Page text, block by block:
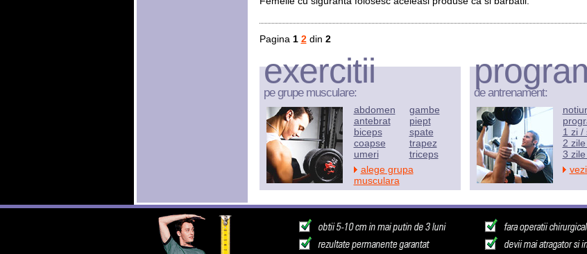
Pagina 1 2din 2
exercitii
pe grupe musculare:
abdomen
antebrat
biceps
coapse
umeri
gambe
piept
spate
trapez
triceps
alege grupa
musculara
de antrenament:
1 zi /
2
3